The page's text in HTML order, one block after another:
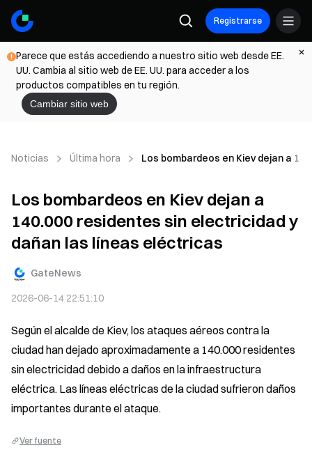
Registrarse
Parece que estás accediendo a nuestro sitio web desde EE.
UU. Cambia al sitio web de EE. UU. para acceder a los
productos compatibles en tu región.
Cambiar sitio web
Noticias Última hora Los bombardeos en Kiev dejan a
Los bombardeos en Kiev dejan a
140.000 residentes sin electricidad y
dañan las líneas eléctricas
GateNews
2026-06-14 22:51:10
Según el alcalde de Kiev, los ataques aéreos contra la
ciudad han dejado aproximadamente a 140.000 residentes
sin electricidad debido a daños en la infraestructura
eléctrica. Las líneas eléctricas de la ciudad sufrieron daños
importantes durante el ataque.
Ver fuente